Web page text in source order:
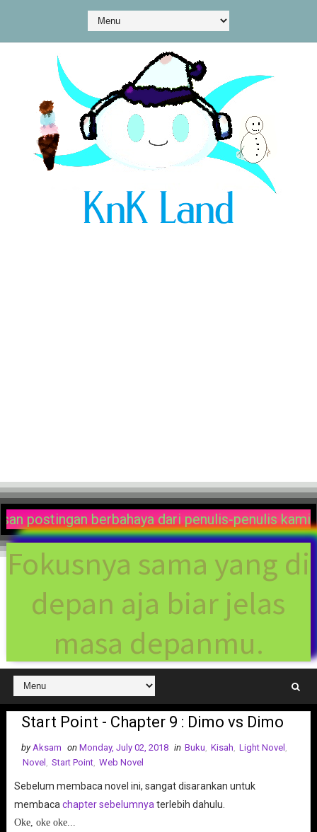
kami. Disini kalian bisa menemukan
Fokusnya sama yang di
depan aja biar jelas
masa depanmu.
Start Point - Chapter 9 : Dimo vs Dimo
by Aksam on Monday, July 02, 2018 in Buku, Kisah, Light Novel ,
Novel , Start Point, Web Novel
Sebelum membaca novel ini, sangat disarankan untuk
membaca chapter sebelumnya terlebih dahulu.
Oke, oke oke...